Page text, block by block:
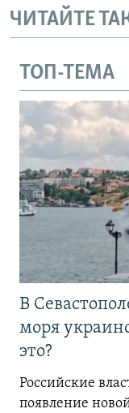
ЧИТАЙТЕ
ТОП-ТЕМА
В
моря
это?
Российские
появление